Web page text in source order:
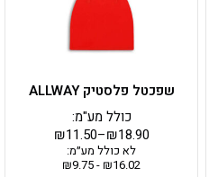
שפכטל פלסטיק ALLWAY
₪11.50–₪18.90
כולל מע"מ:
לא כולל מע״מ:
₪16.02
-
₪9.75
האפשרויות